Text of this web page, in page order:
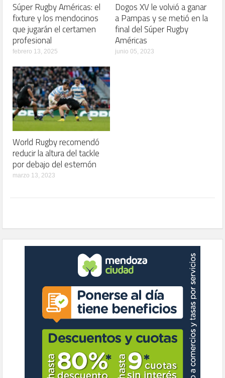
Súper Rugby Américas: el
fixture y los mendocinos
que jugarán el certamen
profesional
febrero 13, 2025
Dogos XV le volvió a ganar
a Pampas y se metió en la
final del Súper Rugby
Américas
junio 05, 2023
World Rugby recomendó
reducir la altura del tackle
por debajo del esternón
marzo 13, 2023